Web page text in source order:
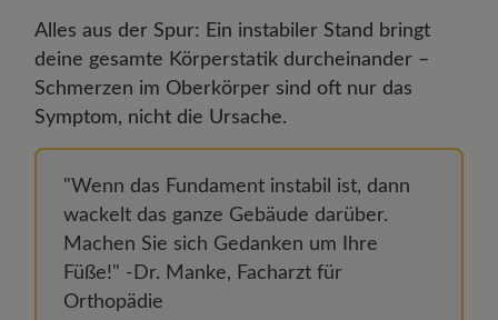
Alles aus der Spur: Ein instabiler Stand bringt
deine gesamte Körperstatik durcheinander –
Schmerzen im Oberkörper sind oft nur das
Symptom, nicht die Ursache.
"Wenn das Fundament instabil ist, dann
wackelt das ganze Gebäude darüber.
Machen Sie sich Gedanken um Ihre
Füße!" -Dr. Manke, Facharzt für
Orthopädie